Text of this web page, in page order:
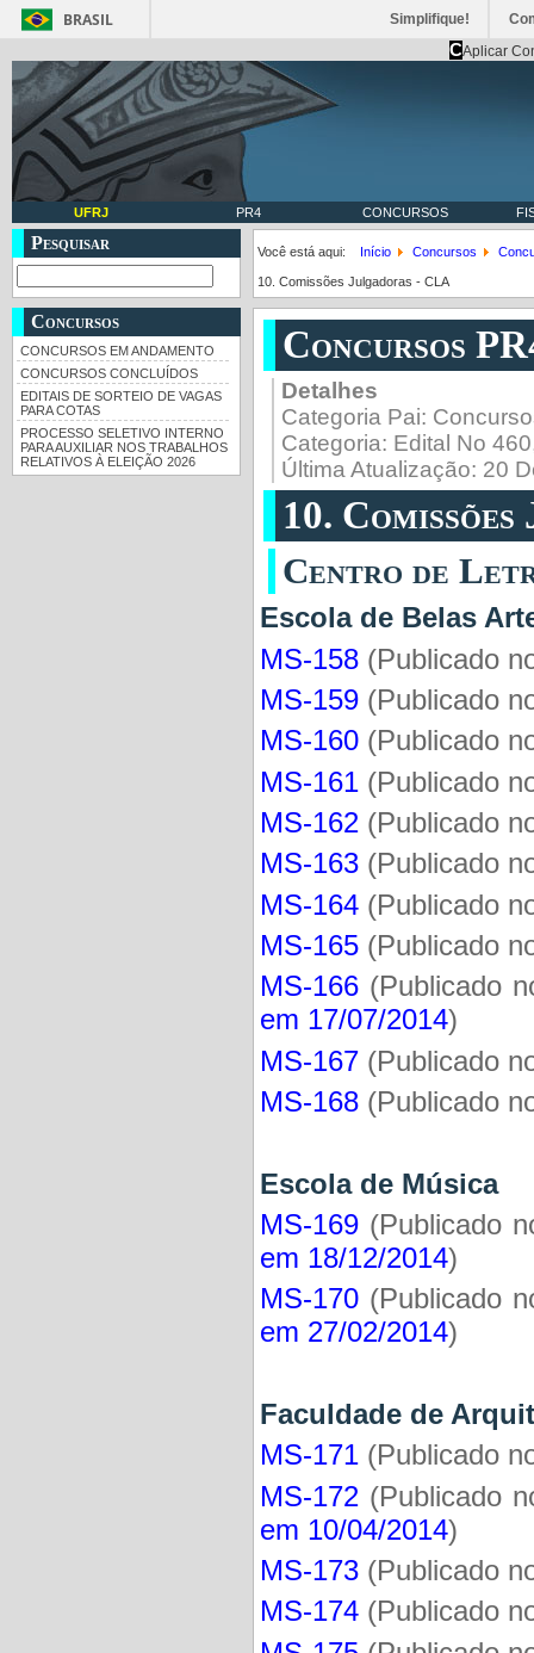
BRASIL Simplifique!
CAplicar
UFRJ PR4 CONCURSOS
Pesquisar
Concursos
CONCURSOS EM ANDAMENTO
CONCURSOS CONCLUÍDOS
EDITAIS DE SORTEIO DE VAGAS
PARA COTAS
PROCESSO SELETIVO INTERNO
PARA AUXILIAR NOS TRABALHOS
RELATIVOS À ELEIÇÃO 2026
Você está aqui: Início Concursos
10. Comissões Julgadoras - CLA
Concursos
Detalhes
Categoria Pai:
Categoria: Edital No
Última Atualização: 20
10.
Centro de
Escola de Belas
MS-158 (Publicado
MS-159 (Publicado
MS-160 (Publicado
MS-161 (Publicado
MS-162 (Publicado
MS-163 (Publicado
MS-164 (Publicado
MS-165 (Publicado
MS-166 (Publicado
em 17/07/2014)
MS-167 (Publicado
MS-168 (Publicado
Escola de
MS-169 (Publicado
em 18/12/2014)
MS-170 (Publicado
em 27/02/2014)
Faculdade de
MS-171 (Publicado
MS-172 (Publicado
em 10/04/2014)
MS-173 (Publicado
MS-174 (Publicado